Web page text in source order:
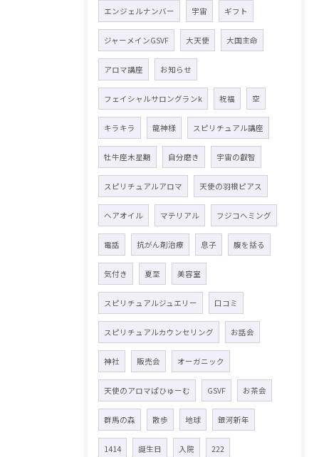
エンジェルナンバー 宇宙 ギフト
ジャーメインGSVF 大天使 大国主命
アロマ講座 お知らせ
フェイシャルサロングランk 祝福 空
キラキラ 龍神様 スピリチュアル講座
牡牛座木星期 自分磨き 宇宙の叡智
スピリチュアルアロマ 天使の羽根ピアス
ヘアオイル マテリアル フジコヘミング
電話 抗がん剤治療 息子 腹を括る
気付き 夏至 美容室
スピリチュアルジュエリー 口コミ
スピリチュアルカウンセリング お話会
神社 販売会 オーガニック
天使のアロマぱひゅーむ GSVF お茶会
群馬の森 散歩 地球 銀河新年
1414 誕生日 入院 222